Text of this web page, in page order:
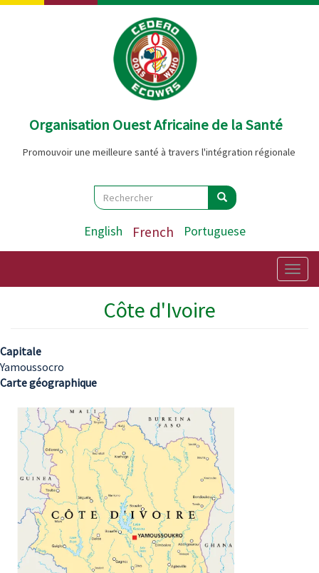
Aller
Organisation Ouest Africaine de la Santé
Promouvoir une meilleure santé à travers l'intégration régionale
Search
Rechercher Rechercher
English French Portuguese
Côte d'Ivoire
Capitale
Yamoussocro
Carte géographique
Image